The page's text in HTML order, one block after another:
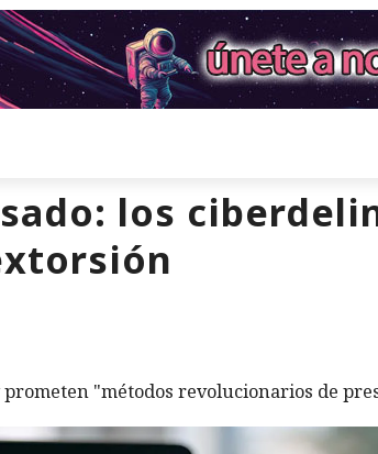
los
"métodos revolucionarios de